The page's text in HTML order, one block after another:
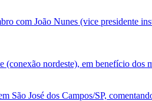
com João Nunes (vice presidente
nordeste), em benefício dos
José dos Campos/SP,